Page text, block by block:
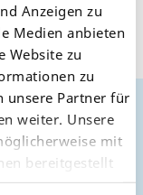
Anzeigen zu
Medien anbieten
Website zu
zu
unsere Partner für
weiter. Unsere
mit
bereitgestellt
der
Fachhändlern
und